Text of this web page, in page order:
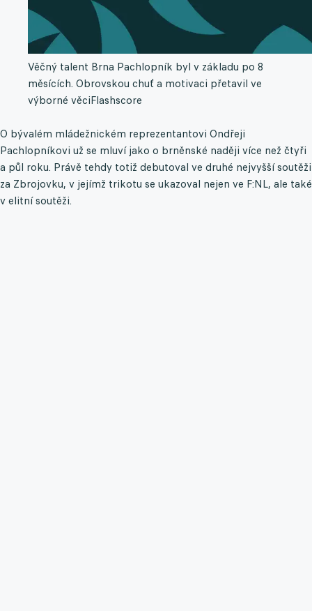
Věčný talent Brna Pachlopník byl v základu po 8
měsících. Obrovskou chuť a motivaci přetavil ve
výborné věciFlashscore
O bývalém mládežnickém reprezentantovi Ondřeji
Pachlopníkovi už se mluví jako o brněnské naději více než čtyři
a půl roku. Právě tehdy totiž debutoval ve druhé nejvyšší soutěži
za Zbrojovku, v jejímž trikotu se ukazoval nejen ve F:NL, ale také
v elitní soutěži.